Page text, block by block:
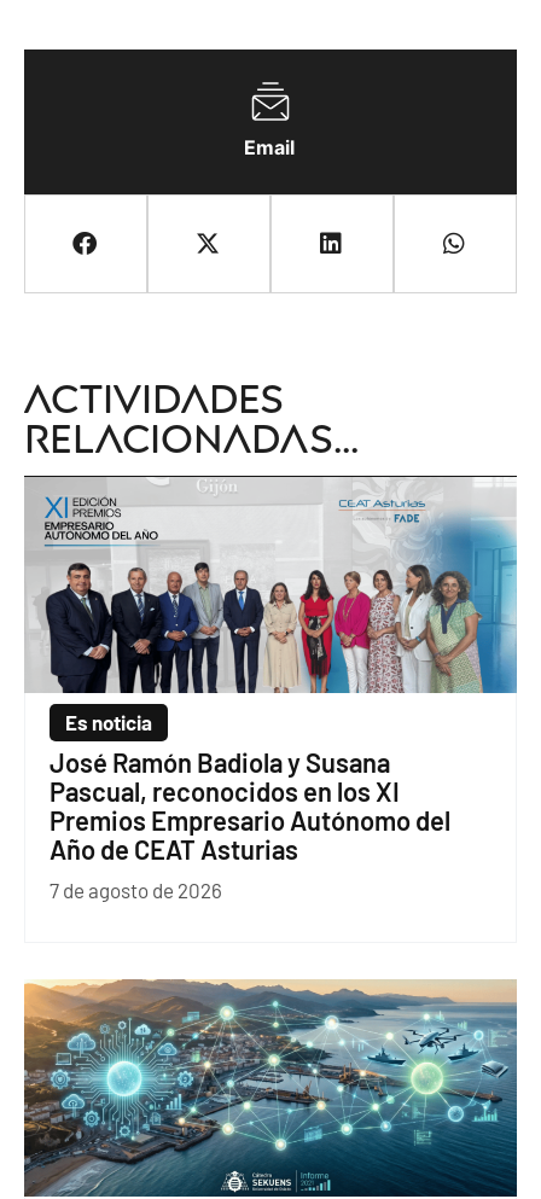
Email
Actividades
relacionadas...
Es noticia
José Ramón Badiola y Susana
Pascual, reconocidos en los XI
Premios Empresario Autónomo del
Año de CEAT Asturias
7 de agosto de 2026